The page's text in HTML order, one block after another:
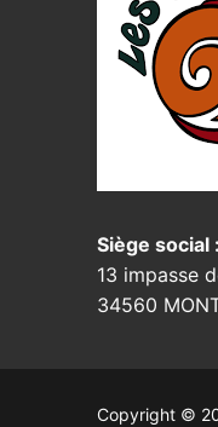
Siège social :
13 impasse
34560
Copyright ©